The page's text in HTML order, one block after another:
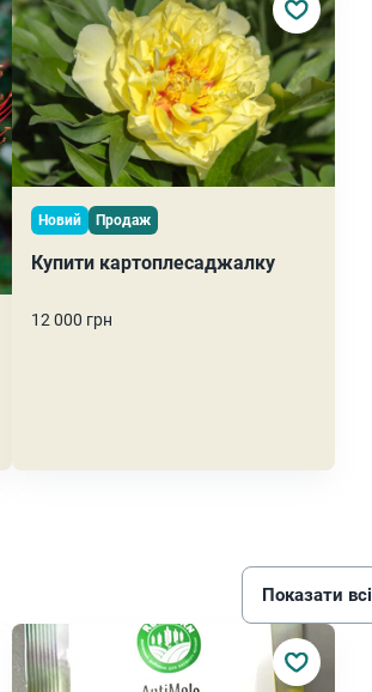
Новий Продаж
Купити картоплесаджалку
12 000 грн
Показати всі